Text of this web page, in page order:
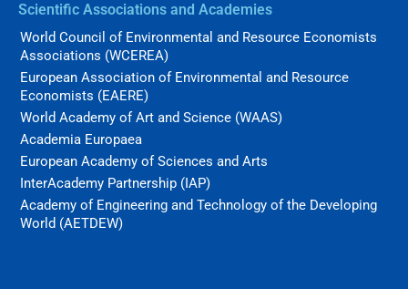
Scientific Associations and Academies
World Council of Environmental and Resource Economists
Associations (WCEREA)
European Association of Environmental and Resource
Economists (EAERE)
World Academy of Art and Science (WAAS)
Academia Europaea
European Academy of Sciences and Arts
InterAcademy Partnership (IAP)
Academy of Engineering and Technology of the Developing
World (AETDEW)